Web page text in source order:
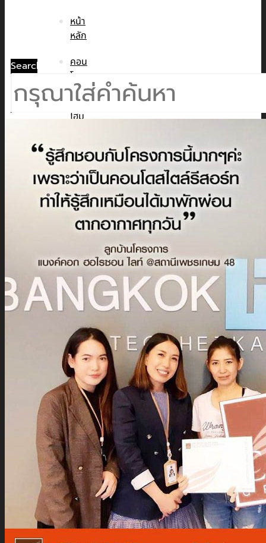
หน้า
หลัก
คอน
โด
ทาวน์
โฮม
เดี่ยว
พูล
วิลล่า
ข่าวสาร
CMC WE CARE
CMC WE TALK
CMC Sustainability
นัก
ลงทุน
สัมพันธ์
ติดต่อ
เรา
รับสมัคร The Adviser
แบบคำร้องขอใช้สิทธิของเจ้าของ
ข้อมูลส่วนบุคคล
หนังสือให้ความยินยอมในการเปิด
เผยข้อมูลส่วนบุคคล
นโยบายความเป็นส่วนตัว
TH
TH
EN
Search